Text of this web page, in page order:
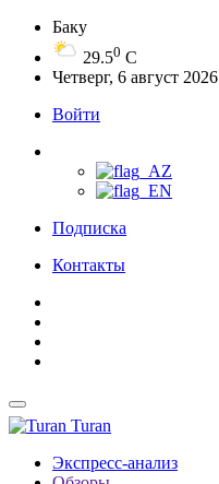
Баку
29.50 C
Четверг, 6 август 2026
Войти
Подписка
Контакты
Turan
Экспресс-анализ